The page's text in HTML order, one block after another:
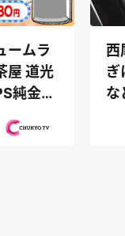
ームラ
屋 道光
純金
西
ぎ
な